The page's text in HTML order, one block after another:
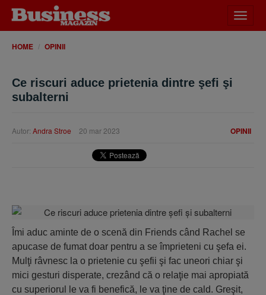
meniu
HOME OPINII
Ce riscuri aduce prietenia dintre şefi şi
subalterni
OPINII
Autor: Andra Stroe 20 mar 2023
Îmi aduc aminte de o scenă din Friends când Rachel se
apucase de fumat doar pentru a se împrieteni cu şefa ei.
Mulţi râvnesc la o prietenie cu şefii şi fac uneori chiar şi
mici gesturi disperate, crezând că o relaţie mai apropiată
cu superiorul le va fi benefică, le va ţine de cald. Greşit,